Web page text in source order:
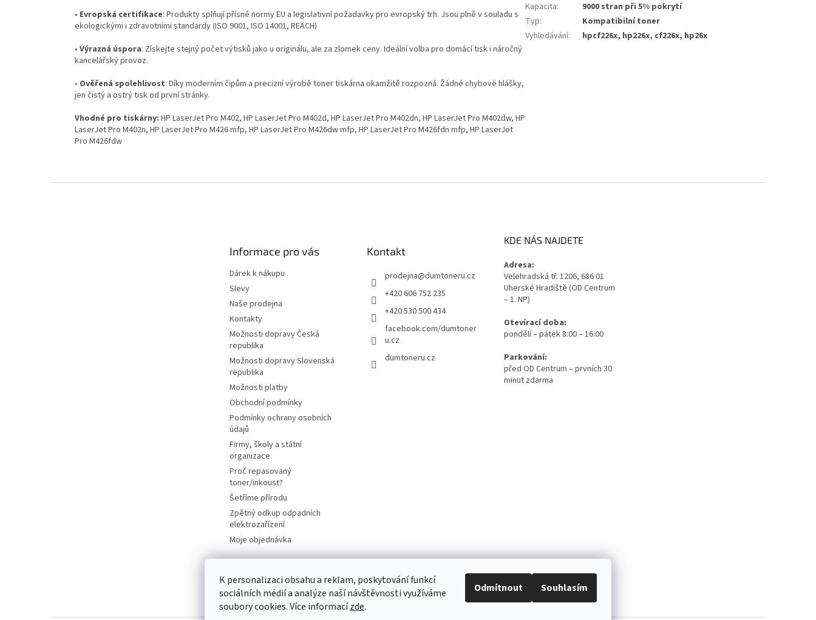
K personalizaci obsahu a reklam, poskytování funkcí
sociálních médií a analýze naší návštěvnosti využíváme
soubory cookies. Více informacízde.
Odmítnout Souhlasím
• Evropská certifikace: Produkty splňují přísné normy EU a legislativní požadavky pro evropský trh. Jsou plně v souladu s
ekologickými i zdravotními standardy (ISO 9001, ISO 14001, REACH)
• Výrazná úspora: Získejte stejný počet výtisků jako u originálu, ale za zlomek ceny. Ideální volba pro domácí tisk i náročný
kancelářský provoz.
• Ověřená spolehlivost: Díky moderním čipům a precizní výrobě toner tiskárna okamžitě rozpozná. Žádné chybové hlášky,
jen čistý a ostrý tisk od první stránky.
Vhodné pro tiskárny: HP LaserJet Pro M402, HP LaserJet Pro M402d, HP LaserJet Pro M402dn, HP LaserJet Pro M402dw, HP
LaserJet Pro M402n, HP LaserJet Pro M426 mfp, HP LaserJet Pro M426dw mfp, HP LaserJet Pro M426fdn mfp, HP LaserJet
Pro M426fdw
Kapacita:
9000 stran při 5% pokrytí
Typ:
Kompatibilní toner
Vyhledávání: hpcf226x, hp226x, cf226x, hp26x
Informace pro vás
Dárek k nákupu
Slevy
Naše prodejna
Kontakty
Možnosti dopravy Česká
republika
Možnosti dopravy Slovenská
republika
Možnosti platby
Obchodní podmínky
Podmínky ochrany osobních
údajů
Firmy, školy a státní
organizace
Proč repasovaný
toner/inkoust?
Šetříme přírodu
Zpětný odkup odpadních
elektrozařízení
Moje objednávka
Kontakt
prodejna@dumtoneru.cz
+420 606 752 235
+420 530 500 434
facebook.com/dumtoner
u.cz
dumtoneru.cz
KDE NÁS NAJDETE
Adresa:
Velehradská tř. 1206, 686 01
Uherské Hradiště (OD Centrum
– 1. NP)
Otevírací doba:
pondělí – pátek 8:00 – 16:00
Parkování:
před OD Centrum – prvních 30
minut zdarma
cart4future.cz sbernybox.cz